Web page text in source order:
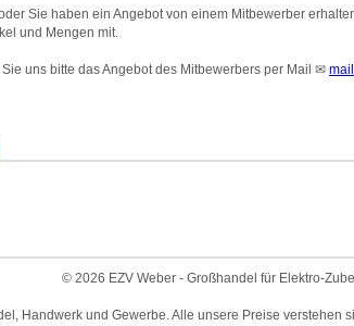
Sie haben ein Angebot von einem Mitbewerber
und Mengen mit.
uns bitte das Angebot des Mitbewerbers per Mail ✉
© 2026 EZV Weber - Großhandel für Elektro-
Handwerk und Gewerbe. Alle unsere Preise verstehen